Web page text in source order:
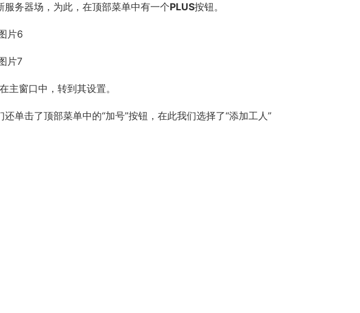
服务器场，为此，在顶部菜单中有一个PLUS按钮。
主窗口中，转到其设置。
单击了顶部菜单中的“加号”按钮，在此我们选择了“添加工人”